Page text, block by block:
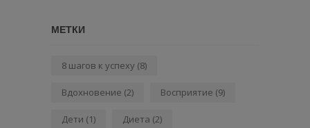
МЕТКИ
8 шагов к успеху (8)
Вдохновение (2) Восприятие (9)
Дети (1) Диета (2)